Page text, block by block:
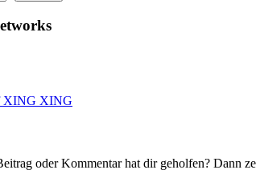
XING
oder Kommentar hat dir geholfen? Dann